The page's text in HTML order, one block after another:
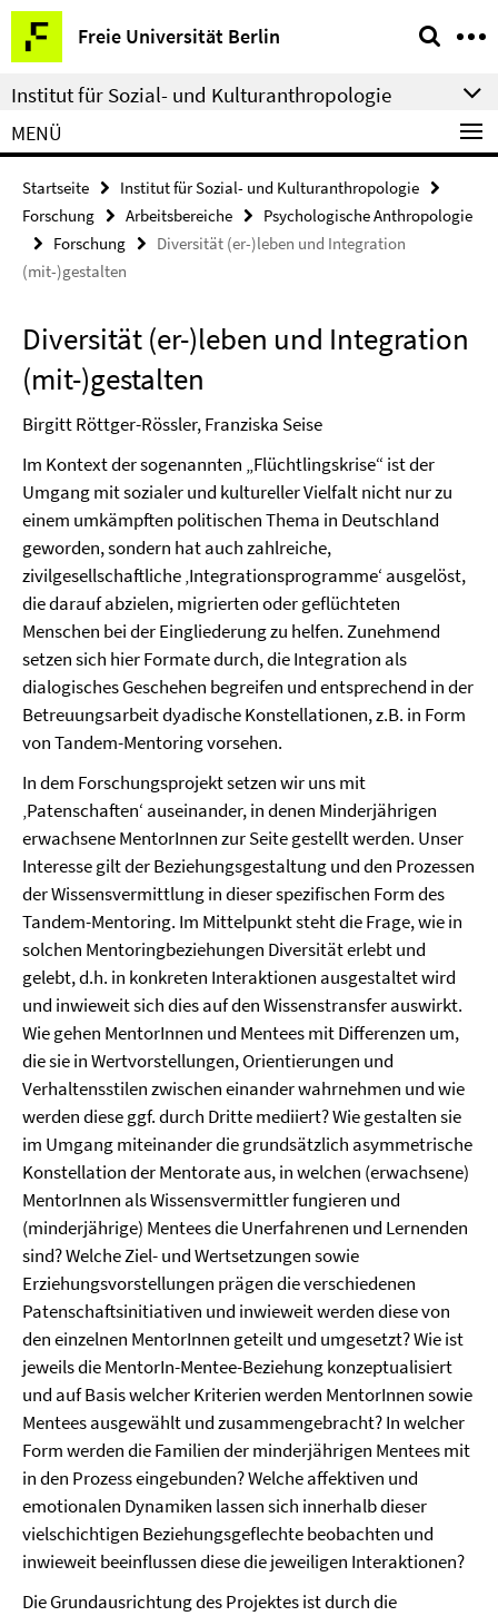
Springe
direkt
zu
Inhalt
Freie Universität Berlin
Service-
Navigation
Institut für Sozial- und Kulturanthropologie
MENÜ
Startseite
Institut für Sozial- und Kulturanthropologie
Forschung
Arbeitsbereiche
Psychologische Anthropologie
Forschung
Diversität (er-)leben und Integration
(mit-)gestalten
Diversität (er-)leben und Integration
(mit-)gestalten
Birgitt Röttger-Rössler, Franziska Seise
Im Kontext der sogenannten „Flüchtlingskrise“ ist der
Umgang mit sozialer und kultureller Vielfalt nicht nur zu
einem umkämpften politischen Thema in Deutschland
geworden, sondern hat auch zahlreiche,
zivilgesellschaftliche ‚Integrationsprogramme‘ ausgelöst,
die darauf abzielen, migrierten oder geflüchteten
Menschen bei der Eingliederung zu helfen. Zunehmend
setzen sich hier Formate durch, die Integration als
dialogisches Geschehen begreifen und entsprechend in der
Betreuungsarbeit dyadische Konstellationen, z.B. in Form
von Tandem-Mentoring vorsehen.
In dem Forschungsprojekt setzen wir uns mit
‚Patenschaften‘ auseinander, in denen Minderjährigen
erwachsene MentorInnen zur Seite gestellt werden. Unser
Interesse gilt der Beziehungsgestaltung und den Prozessen
der Wissensvermittlung in dieser spezifischen Form des
Tandem-Mentoring. Im Mittelpunkt steht die Frage, wie in
solchen Mentoringbeziehungen Diversität erlebt und
gelebt, d.h. in konkreten Interaktionen ausgestaltet wird
und inwieweit sich dies auf den Wissenstransfer auswirkt.
Wie gehen MentorInnen und Mentees mit Differenzen um,
die sie in Wertvorstellungen, Orientierungen und
Verhaltensstilen zwischen einander wahrnehmen und wie
werden diese ggf. durch Dritte mediiert? Wie gestalten sie
im Umgang miteinander die grundsätzlich asymmetrische
Konstellation der Mentorate aus, in welchen (erwachsene)
MentorInnen als Wissensvermittler fungieren und
(minderjährige) Mentees die Unerfahrenen und Lernenden
sind? Welche Ziel- und Wertsetzungen sowie
Erziehungsvorstellungen prägen die verschiedenen
Patenschaftsinitiativen und inwieweit werden diese von
den einzelnen MentorInnen geteilt und umgesetzt? Wie ist
jeweils die MentorIn-Mentee-Beziehung konzeptualisiert
und auf Basis welcher Kriterien werden MentorInnen sowie
Mentees ausgewählt und zusammengebracht? In welcher
Form werden die Familien der minderjährigen Mentees mit
in den Prozess eingebunden? Welche affektiven und
emotionalen Dynamiken lassen sich innerhalb dieser
vielschichtigen Beziehungsgeflechte beobachten und
inwieweit beeinflussen diese die jeweiligen Interaktionen?
Die Grundausrichtung des Projektes ist durch die